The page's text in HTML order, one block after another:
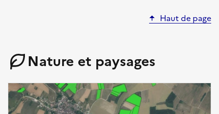
Haut de page
Nature et paysages